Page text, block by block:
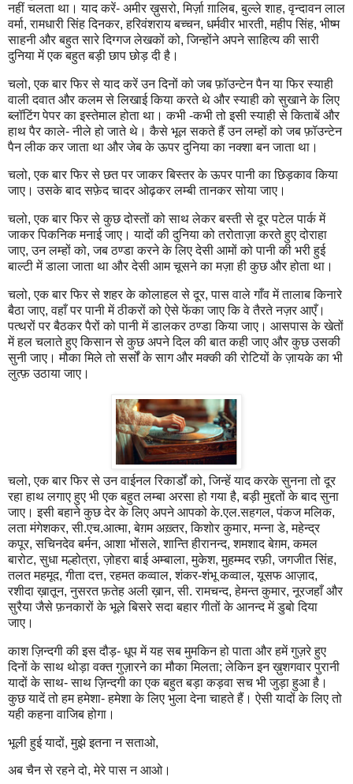
नहीं चलता था। याद करें- अमीर ख़ुसरो, मिर्ज़ा ग़ालिब, बुल्ले शाह, वृन्दावन लाल
वर्मा, रामधारी सिंह दिनकर, हरिवंशराय बच्चन, धर्मवीर भारती, महीप सिंह, भीष्म
साहनी और बहुत सारे दिग्गज लेखकों को, जिन्होंने अपने साहित्य की सारी
दुनिया में एक बहुत बड़ी छाप छोड़ दी है।
चलो, एक बार फिर से याद करें उन दिनों को जब फ़ॉउन्टेन पैन या फिर स्याही
वाली दवात और कलम से लिखाई किया करते थे और स्याही को सुखाने के लिए
ब्लॉटिंग पेपर का इस्तेमाल होता था। कभी -कभी तो इसी स्याही से किताबें और
हाथ पैर काले- नीले हो जाते थे। कैसे भूल सकते हैं उन लम्हों को जब फ़ॉउन्टेन
पैन लीक कर जाता था और जेब के ऊपर दुनिया का नक्शा बन जाता था।
चलो, एक बार फिर से छत पर जाकर बिस्तर के ऊपर पानी का छिड़काव किया
जाए। उसके बाद सफ़ेद चादर ओढ़कर लम्बी तानकर सोया जाए।
चलो, एक बार फिर से कुछ दोस्तों को साथ लेकर बस्ती से दूर पटेल पार्क में
जाकर पिकनिक मनाई जाए। यादों की दुनिया को तरोताज़ा करते हुए दोराहा
जाए, उन लम्हों को, जब ठण्डा करने के लिए देसी आमों को पानी की भरी हुई
बाल्टी में डाला जाता था और देसी आम चूसने का मज़ा ही कुछ और होता था।
चलो, एक बार फिर से शहर के कोलाहल से दूर, पास वाले गाँव में तालाब किनारे
बैठा जाए, वहाँ पर पानी में ठीकरों को ऐसे फेंका जाए कि वे तैरते नज़र आएँ।
पत्थरों पर बैठकर पैरों को पानी में डालकर ठण्डा किया जाए। आसपास के खेतों
में हल चलाते हुए किसान से कुछ अपने दिल की बात कही जाए और कुछ उसकी
सुनी जाए। मौका मिले तो सर्सों के साग और मक्की की रोटियों के ज़ायके का भी
लुत्फ़ उठाया जाए।
चलो, एक बार फिर से उन वाईनल रिकार्डों को, जिन्हें याद करके सुनना तो दूर
रहा हाथ लगाए हुए भी एक बहुत लम्बा अरसा हो गया है, बड़ी मुद्दतों के बाद सुना
जाए। इसी बहाने कुछ देर के लिए अपने आपको के.एल.सहगल, पंकज मलिक,
लता मंगेशकर, सी.एच.आत्मा, बेग़म अख़्तर, किशोर कुमार, मन्ना डे, महेन्द्र
कपूर, सचिनदेव बर्मन, आशा भोंसले, शान्ति हीरानन्द, शमशाद बेग़म, कमल
बारोट, सुधा मल्होत्रा, ज़ोहरा बाई अम्बाला, मुकेश, मुहम्मद रफ़ी, जगजीत सिंह,
तलत महमूद, गीता दत्त, रहमत कव्वाल, शंकर-शंभू कव्वाल, यूसफ आज़ाद,
रशीदा ख़ातून, नुसरत फ़तेह अली ख़ान, सी. रामचन्द, हेमन्त कुमार, नूरजहाँ और
सुरैया जैसे फ़नकारों के भूले बिसरे सदा बहार गीतों के आनन्द में डुबो दिया
जाए।
काश ज़िन्दगी की इस दौड़- धूप में यह सब मुमकिन हो पाता और हमें गुज़रे हुए
दिनों के साथ थोड़ा वक्त गुज़ारने का मौका मिलता; लेकिन इन ख़ुशगवार पुरानी
यादों के साथ- साथ ज़िन्दगी का एक बहुत बड़ा कड़वा सच भी जुड़ा हुआ है।
कुछ यादें तो हम हमेशा- हमेशा के लिए भुला देना चाहते हैं। ऐसी यादों के लिए तो
यही कहना वाजिब होगा।
भूली हुई यादों, मुझे इतना न सताओ,
अब चैन से रहने दो, मेरे पास न आओ।